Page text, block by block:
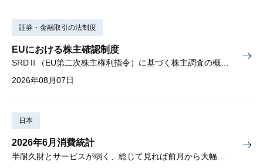
証券・金融取引の法制度
EUにおける株主確認制度
SRDⅡ（EU第二次株主権利指令）に基づく株主調査の概要と課題
2026年08月07日
日本
2026年6月消費統計